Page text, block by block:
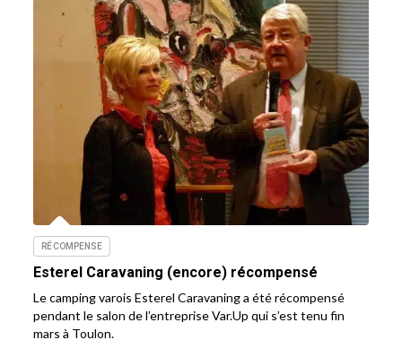
RÉCOMPENSE
Esterel Caravaning (encore) récompensé
Le camping varois Esterel Caravaning a été récompensé
pendant le salon de l’entreprise Var.Up qui s’est tenu fin
mars à Toulon.